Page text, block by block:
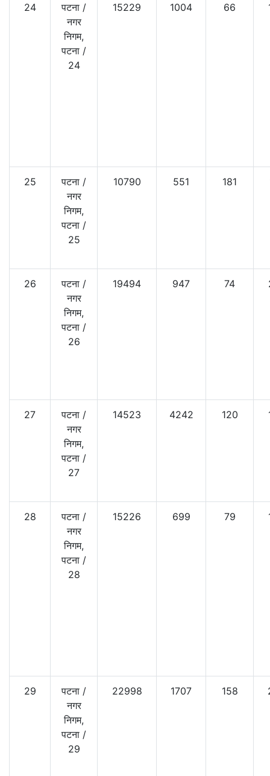
24 पटना /
नगर
निगम,
पटना /
24
15229 1004 66
25 पटना /
नगर
निगम,
पटना /
25
10790 551 181
26 पटना /
नगर
निगम,
पटना /
26
19494 947 74
27 पटना /
नगर
निगम,
पटना /
27
14523 4242 120
28 पटना /
नगर
निगम,
पटना /
28
15226 699 79
29 पटना /
नगर
निगम,
पटना /
29
22998 1707 158